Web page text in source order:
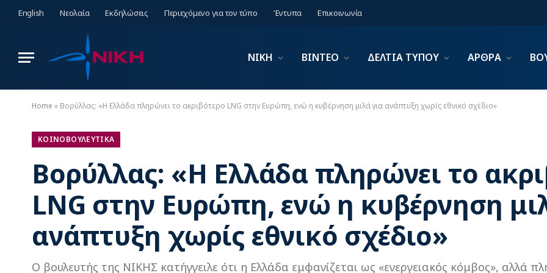
English Νεολαία Εκδηλώσεις Περιεχόμενο για τον τύπο Έντυπα Επικοινωνία
ΝΙΚΗ ΒΙΝΤΕΟ ΔΕΛΤΙΑ ΤΥΠΟΥ ΑΡΘΡΑ
Home » Βορύλλας: «Η Ελλάδα πληρώνει το ακριβότερο LNG στην Ευρώπη, ενώ η κυβέρνηση μιλά για ανάπτυξη χωρίς εθνικό σχέδιο»
ΚΟΙΝΟΒΟΥΛΕΥΤΙΚΑ
Βορύλλας: «Η Ελλάδα πληρώνει το
LNG στην Ευρώπη, ενώ η κυβέρνηση
ανάπτυξη χωρίς εθνικό σχέδιο»
Ο βουλευτής της ΝΙΚΗΣ κατήγγειλε ότι η Ελλάδα εμφανίζεται ως «ενεργειακός κόμβος», αλλά